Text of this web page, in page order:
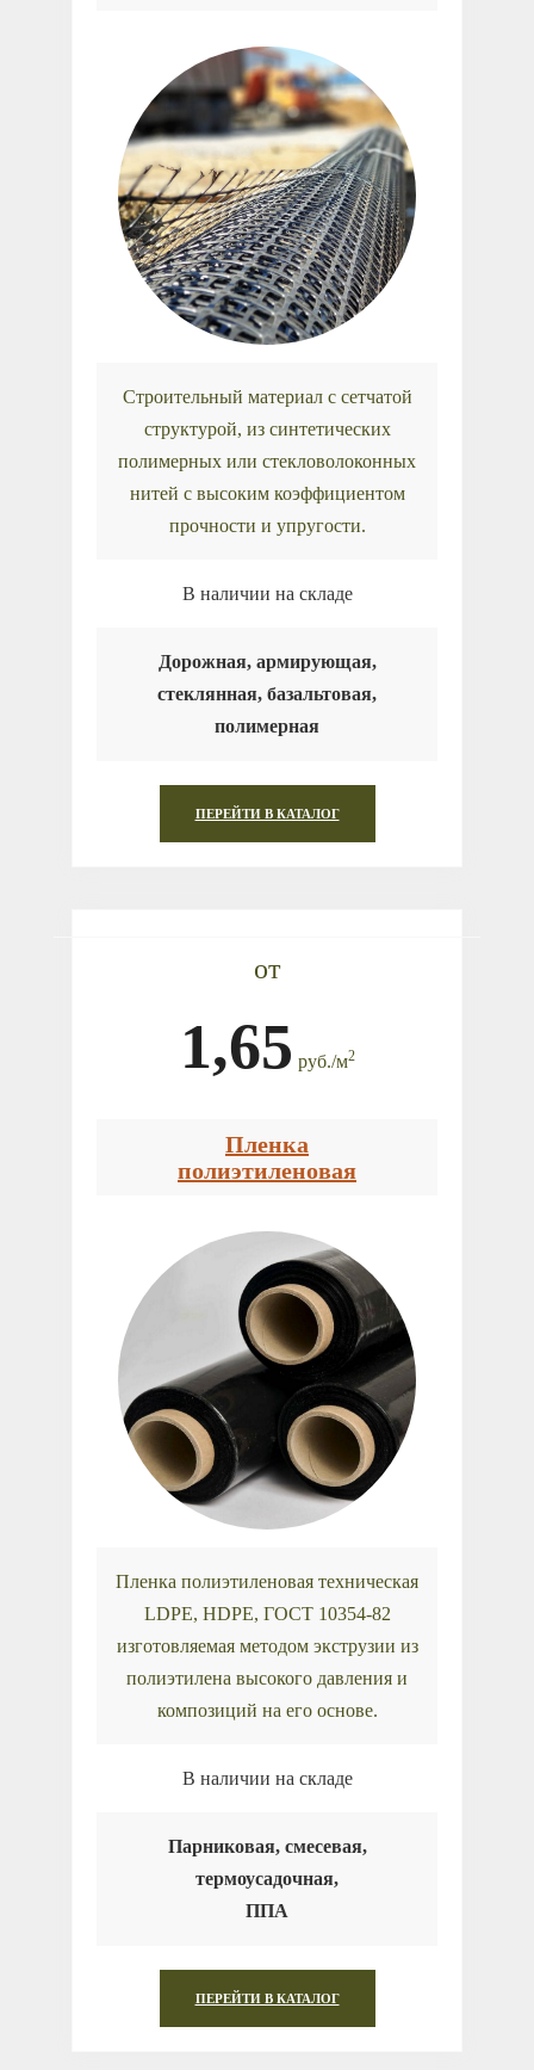
Строительный материал с сетчатой
структурой, из синтетических
полимерных или стекловолоконных
нитей с высоким коэффициентом
прочности и упругости.
В наличии на складе
Дорожная, армирующая,
стеклянная, базальтовая,
полимерная
ПЕРЕЙТИ В КАТАЛОГ
от
1,65 руб./м2
Пленка
полиэтиленовая
Пленка полиэтиленовая техническая
LDPE, HDPE, ГОСТ 10354-82
изготовляемая методом экструзии из
полиэтилена высокого давления и
композиций на его основе.
В наличии на складе
Парниковая, смесевая,
термоусадочная,
ППА
ПЕРЕЙТИ В КАТАЛОГ